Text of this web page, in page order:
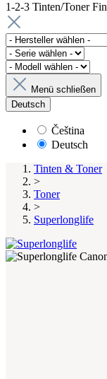
1-2-3 Tinten/Toner
Menü schließen
Deutsch
Čeština
Deutsch
Tinten & Toner
>
Toner
>
Superlonglife